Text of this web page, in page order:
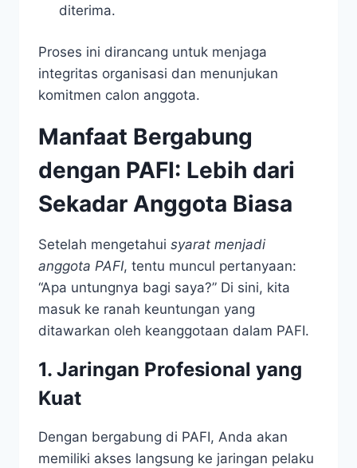
diterima.
Proses ini dirancang untuk menjaga
integritas organisasi dan menunjukan
komitmen calon anggota.
Manfaat Bergabung
dengan PAFI: Lebih dari
Sekadar Anggota Biasa
Setelah mengetahui syarat menjadi
anggota PAFI, tentu muncul pertanyaan:
“Apa untungnya bagi saya?” Di sini, kita
masuk ke ranah keuntungan yang
ditawarkan oleh keanggotaan dalam PAFI.
1. Jaringan Profesional yang
Kuat
Dengan bergabung di PAFI, Anda akan
memiliki akses langsung ke jaringan pelaku